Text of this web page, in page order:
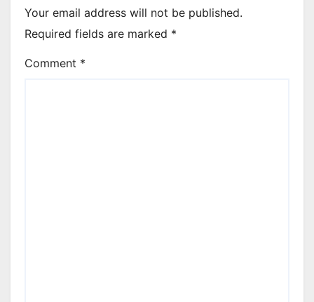
Your email address will not be published.
Required fields are marked *
Comment *